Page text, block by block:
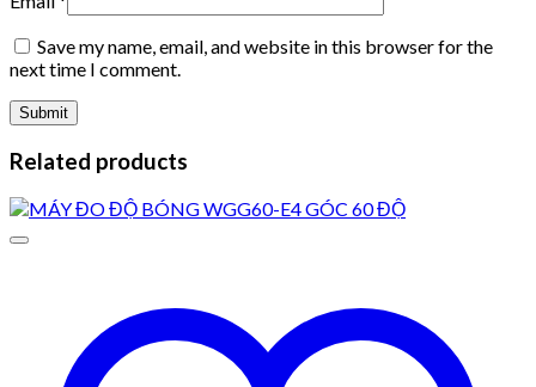
Save my name, email, and website in this browser for the
next time I comment.
Related products